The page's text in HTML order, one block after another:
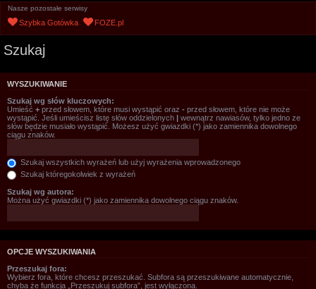
Nasze pozostałe serwisy
Szybka Gotówka FOZE.pl
Szukaj
WYSZUKIWANIE
Szukaj wg słów kluczowych:
Umieść + przed słowem, które musi wystąpić oraz - przed słowem, które nie może
wystąpić. Jeśli umieścisz listę słów oddzielonych
wewnątrz nawiasów, tylko jedno ze
słów będzie musiało wystąpić. Możesz użyć gwiazdki (*) jako zamiennika dowolnego
ciągu znaków.
Szukaj wszystkich wyrażeń lub użyj wyrażenia wprowadzonego
Szukaj któregokolwiek z wyrażeń
Szukaj wg autora:
Można użyć gwiazdki (*) jako zamiennika dowolnego ciągu znaków.
OPCJE WYSZUKIWANIA
Przeszukaj fora:
Wybierz fora, które chcesz przeszukać. Subfora są przeszukiwane automatycznie,
chyba że funkcja „Przeszukuj subfora”, jest wyłączona.